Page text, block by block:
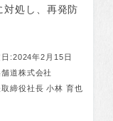
対処し、再発防
日:2024年2月15日
舗道株式会社
取締役社長 小林 育也